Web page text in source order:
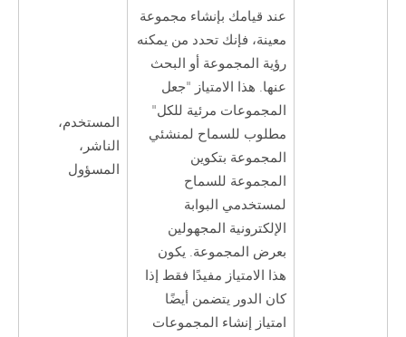
عند قيامك بإنشاء مجموعة
معينة، فإنك تحدد من يمكنه
رؤية المجموعة أو البحث
عنها. هذا الامتياز "جعل
المجموعات مرئية للكل"
مطلوب للسماح لمنشئي
المجموعة بتكوين
المجموعة للسماح
لمستخدمي البوابة
الإلكترونية المجهولين
بعرض المجموعة. يكون
هذا الامتياز مفيدًا فقط إذا
كان الدور يتضمن أيضًا
امتياز إنشاء المجموعات
المستخدم،
الناشر،
المسؤول